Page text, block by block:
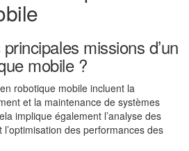
missions d’un
mobile ?
robotique mobile incluent la
et la maintenance de systèmes
implique également l’analyse des
des performances des